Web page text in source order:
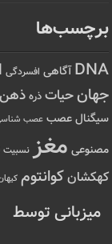
برچسب‌ها
DNA آگاهی افسردگی
جهانحیات ذره ذهن
سیگنال عصب عصب
مصنوعی مغز نسبیت
کهکشانکوانتوم
میزبانی توسط